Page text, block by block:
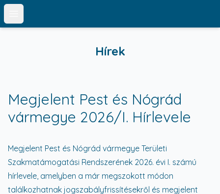
Open main menu
Hírek
Megjelent Pest és Nógrád
vármegye 2026/I. Hírlevele
Megjelent Pest és Nógrád vármegye Területi
Szakmatámogatási Rendszerének 2026. évi I. számú
hírlevele, amelyben a már megszokott módon
találkozhatnak jogszabályfrissítésekről és megjelent